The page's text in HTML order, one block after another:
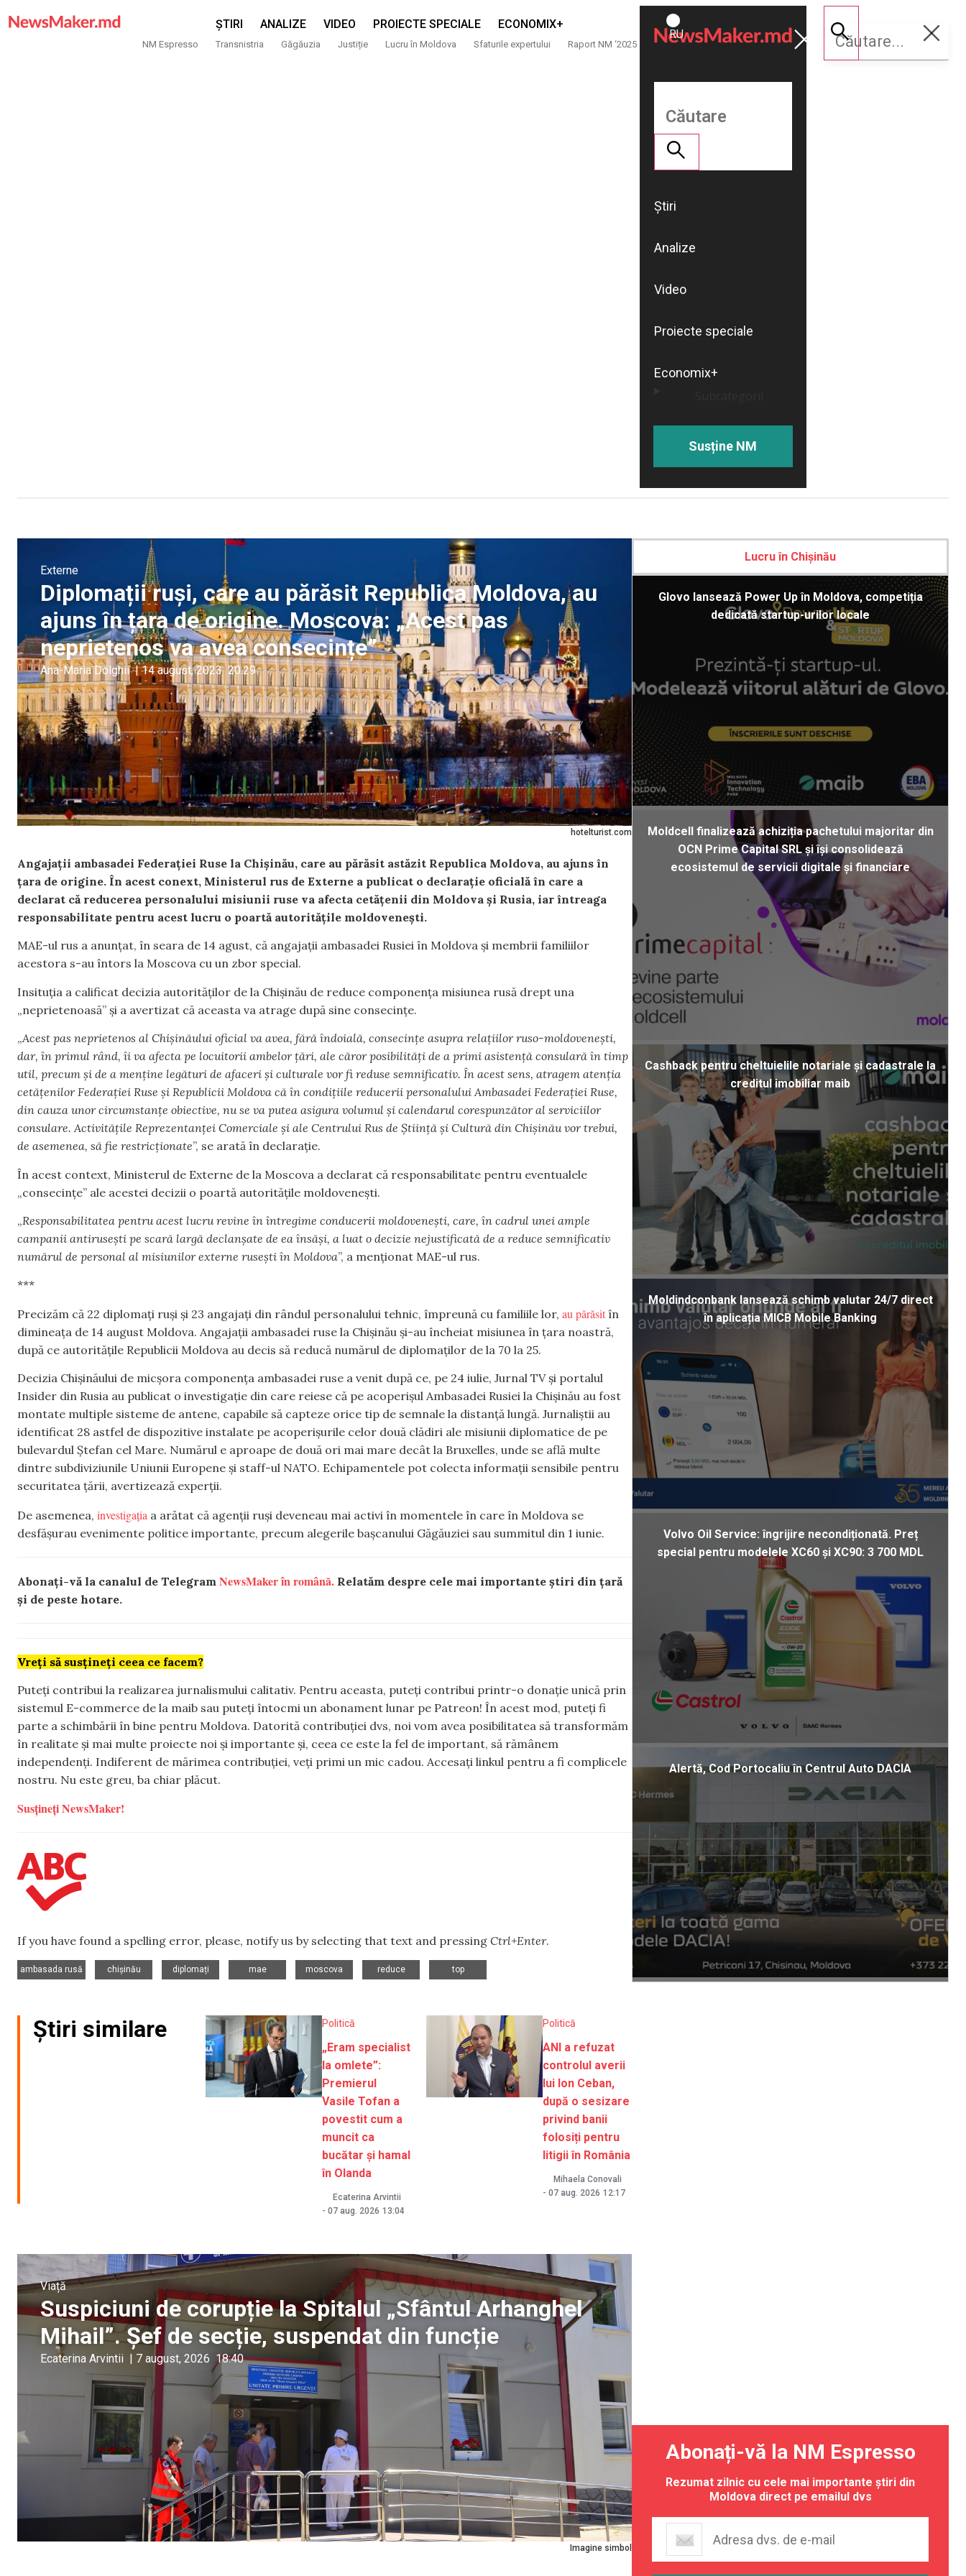
ȘTIRI ANALIZE VIDEO PROIECTE SPECIALE ECONOMIX+
NM Espresso Transnistria Găgăuzia Justiție Lucru în Moldova Sfaturile expertului Raport NM ‘2025
ROMÂNĂ
RU
Susține
NM
Știri
Analize
Video
Proiecte speciale
Economix+
Susține NM
hotelturist.com
Externe
Diplomații ruși, care au părăsit Republica Moldova, au
ajuns în țara de origine. Moscova: „Acest pas
neprietenos va avea consecințe”
Ana-Maria Dolghii | 14 august, 2023 20:29
Angajații ambasadei Federației Ruse la Chișinău, care au părăsit astăzit Republica Moldova, au ajuns în
țara de origine. În acest conext, Ministerul rus de Externe a publicat o declarație oficială în care a
declarat că reducerea personalului misiunii ruse va afecta cetățenii din Moldova și Rusia, iar întreaga
responsabilitate pentru acest lucru o poartă autoritățile moldovenești.
MAE-ul rus a anunțat, în seara de 14 agust, că angajații ambasadei Rusiei în Moldova și membrii familiilor
acestora s-au întors la Moscova cu un zbor special.
Insituția a calificat decizia autorităților de la Chișinău de reduce componența misiunea rusă drept una
„neprietenoasă” și a avertizat că aceasta va atrage după sine consecințe.
„Acest pas neprietenos al Chișinăului oficial va avea, fără îndoială, consecințe asupra relațiilor ruso-moldovenești,
dar, în primul rând, îi va afecta pe locuitorii ambelor țări, ale căror posibilități de a primi asistență consulară în timp
util, precum și de a menține legături de afaceri și culturale vor fi reduse semnificativ. În acest sens, atragem atenția
cetățenilor Federației Ruse și Republicii Moldova că în condițiile reducerii personalului Ambasadei Federației Ruse,
din cauza unor circumstanțe obiective, nu se va putea asigura volumul și calendarul corespunzător al serviciilor
consulare. Activitățile Reprezentanței Comerciale și ale Centrului Rus de Știință și Cultură din Chișinău vor trebui,
de asemenea, să fie restricționate”, se arată în declarație.
În acest context, Ministerul de Externe de la Moscova a declarat că responsabilitate pentru eventualele
„consecințe” ale acestei decizii o poartă autoritățile moldovenești.
„Responsabilitatea pentru acest lucru revine în întregime conducerii moldovenești, care, în cadrul unei ample
campanii antirusești pe scară largă declanșate de ea însăși, a luat o decizie nejustificată de a reduce semnificativ
numărul de personal al misiunilor externe rusești în Moldova”, a menționat MAE-ul rus.
***
Precizăm că 22 diplomați ruși și 23 angajați din rândul personalului tehnic, împreună cu familiile lor, au părăsit în
dimineața de 14 august Moldova. Angajații ambasadei ruse la Chișinău și-au încheiat misiunea în țara noastră,
după ce autoritățile Republicii Moldova au decis să reducă numărul de diplomaților de la 70 la 25.
Decizia Chișinăului de micșora componența ambasadei ruse a venit după ce, pe 24 iulie, Jurnal TV și portalul
Insider din Rusia au publicat o investigație din care reiese că pe acoperișul Ambasadei Rusiei la Chișinău au fost
montate multiple sisteme de antene, capabile să capteze orice tip de semnale la distanță lungă. Jurnaliștii au
identificat 28 astfel de dispozitive instalate pe acoperișurile celor două clădiri ale misiunii diplomatice de pe
bulevardul Ștefan cel Mare. Numărul e aproape de două ori mai mare decât la Bruxelles, unde se află multe
dintre subdiviziunile Uniunii Europene și staff-ul NATO. Echipamentele pot colecta informații sensibile pentru
securitatea țării, avertizează experții.
De asemenea, investigația a arătat că agenții ruși deveneau mai activi în momentele în care în Moldova se
desfășurau evenimente politice importante, precum alegerile bașcanului Găgăuziei sau summitul din 1 iunie.
Abonați-vă la canalul de Telegram NewsMaker în română. Relatăm despre cele mai importante știri din țară
și de peste hotare.
Vreți să susțineți ceea ce facem?
Puteți contribui la realizarea jurnalismului calitativ. Pentru aceasta, puteți contribui printr-o donație unică prin
sistemul E-commerce de la maib sau puteți întocmi un abonament lunar pe Patreon! În acest mod, puteți fi
parte a schimbării în bine pentru Moldova. Datorită contribuției dvs, noi vom avea posibilitatea să transformăm
în realitate și mai multe proiecte noi și importante și, ceea ce este la fel de important, să rămânem
independenți. Indiferent de mărimea contribuției, veți primi un mic cadou. Accesați linkul pentru a fi complicele
nostru. Nu este greu, ba chiar plăcut.
Susțineți NewsMaker!
If you have found a spelling error, please, notify us by selecting that text and pressing Ctrl+Enter.
ambasada rusă
chișinău
diplomați
mae
moscova
reduce
top
Știri similare Politică
„Eram specialist
la omlete”:
Premierul
Vasile Tofan a
povestit cum a
muncit ca
bucătar și hamal
în Olanda
Ecaterina Arvintii
- 07 aug. 2026 13:04
Politică
ANI a refuzat
controlul averii
lui Ion Ceban,
după o sesizare
privind banii
folosiți pentru
litigii în România
Mihaela Conovali
- 07 aug. 2026 12:17
Imagine simbol
Viață
Suspiciuni de corupție la Spitalul „Sfântul Arhanghel
Mihail”. Șef de secție, suspendat din funcție
Ecaterina Arvintii | 7 august, 2026 18:40
Lucru în Chișinău
Glovo lansează Power Up în Moldova, competiția
dedicată startup-urilor locale
Moldcell finalizează achiziția pachetului majoritar din
OCN Prime Capital SRL și își consolidează
ecosistemul de servicii digitale și financiare
Cashback pentru cheltuielile notariale și cadastrale la
creditul imobiliar maib
Moldindconbank lansează schimb valutar 24/7 direct
în aplicația MICB Mobile Banking
Volvo Oil Service: îngrijire necondiționată. Preț
special pentru modelele XC60 și XC90: 3 700 MDL
Alertă, Cod Portocaliu în Centrul Auto DACIA
Abonați-vă la NM Espresso
Rezumat zilnic cu cele mai importante știri din
Moldova direct pe emailul dvs